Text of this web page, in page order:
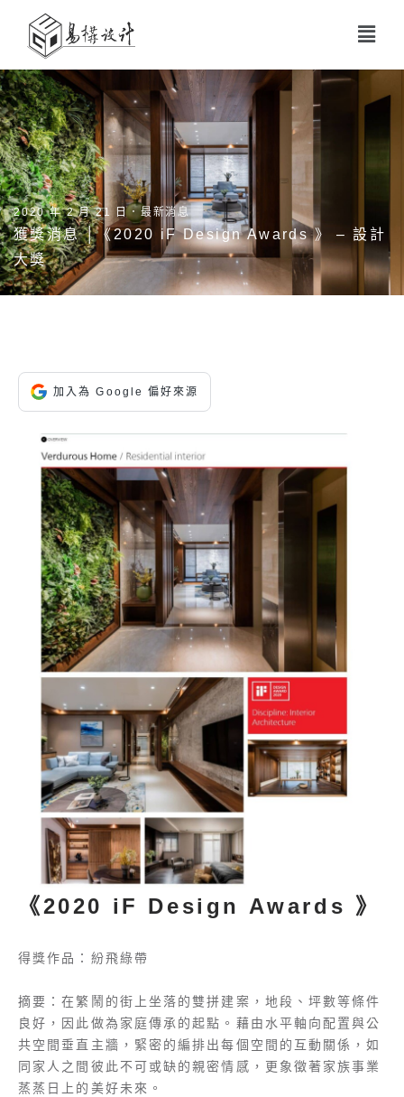
2020 年 2 月 21 日．最新消息
獲獎消息 │《2020 iF Design Awards 》 – 設計
大獎
加入為 Google 偏好來源
《2020 iF Design Awards 》
得獎作品：紛飛綠帶
摘要：在繁鬧的街上坐落的雙拼建案，地段、坪數等條件
良好，因此做為家庭傳承的起點。藉由水平軸向配置與公
共空間垂直主牆，緊密的編排出每個空間的互動關係，如
同家人之間彼此不可或缺的親密情感，更象徵著家族事業
蒸蒸日上的美好未來。